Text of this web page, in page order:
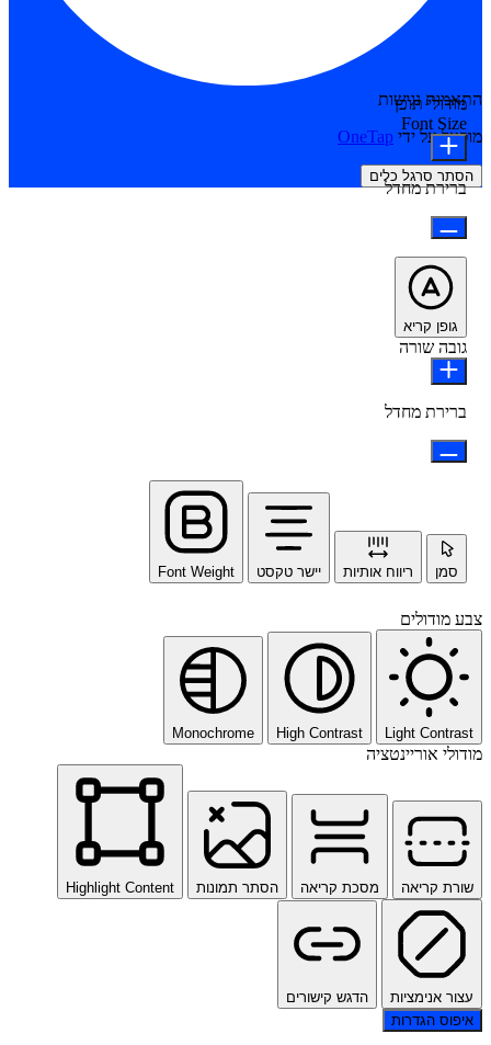
התאמות נגישות
מופעל על ידי OneTap
הסתר סרגל כלים
מודולי תוכן
Font Size
ברירת מחדל
גופן קריא
גובה שורה
ברירת מחדל
סמן ריווח אותיות יישר טקסט Font Weight
צבע מודולים
Light Contrast
High Contrast
Monochrome
מודולי אוריינטציה
שורת קריאה מסכת קריאה הסתר תמונות Highlight Content
עצור אנימציות
הדגש קישורים
איפוס הגדרות